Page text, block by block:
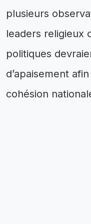
plusieurs
leaders religieux
politiques
d’apaisement
cohésion